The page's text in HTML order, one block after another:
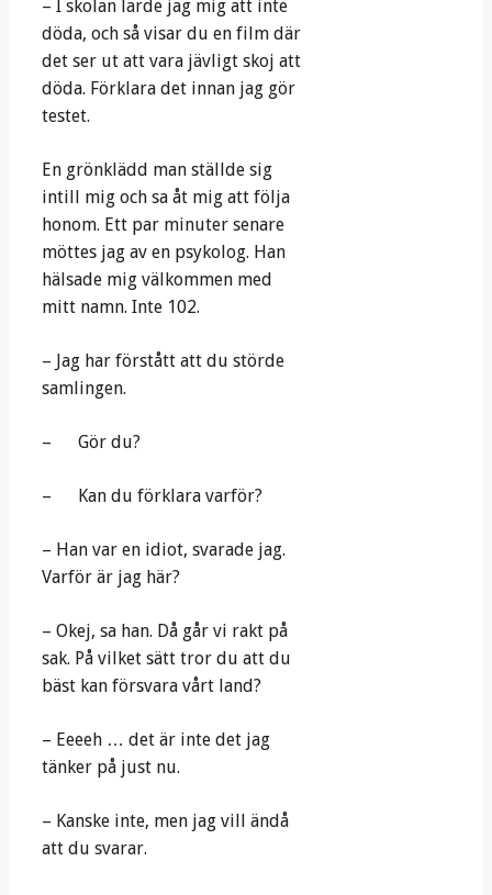
– I skolan lärde jag mig att inte
döda, och så visar du en film där
det ser ut att vara jävligt skoj att
döda. Förklara det innan jag gör
testet.
En grönklädd man ställde sig
intill mig och sa åt mig att följa
honom. Ett par minuter senare
möttes jag av en psykolog. Han
hälsade mig välkommen med
mitt namn. Inte 102.
– Jag har förstått att du störde
samlingen.
– Gör du?
– Kan du förklara varför?
– Han var en idiot, svarade jag.
Varför är jag här?
– Okej, sa han. Då går vi rakt på
sak. På vilket sätt tror du att du
bäst kan försvara vårt land?
– Eeeeh … det är inte det jag
tänker på just nu.
– Kanske inte, men jag vill ändå
att du svarar.